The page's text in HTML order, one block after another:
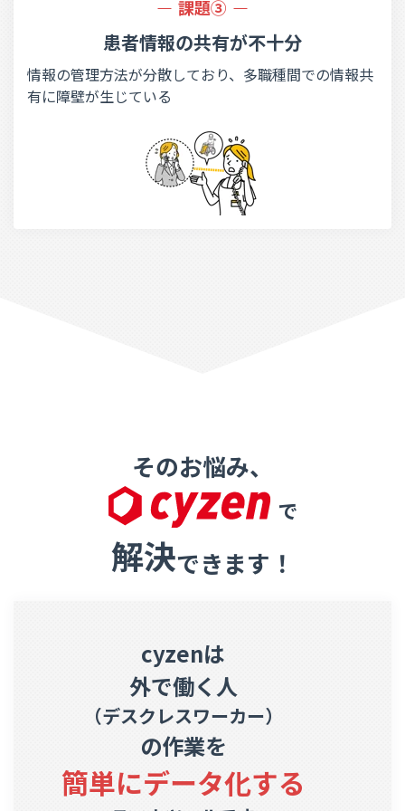
課題③
患者情報の共有が不十分
情報の管理方法が分散しており、多職種間での情報共
有に障壁が生じている
そのお悩み、
で
解決できます！
cyzenは
外で働く人
（デスクレスワーカー）
の作業を
簡単にデータ化する